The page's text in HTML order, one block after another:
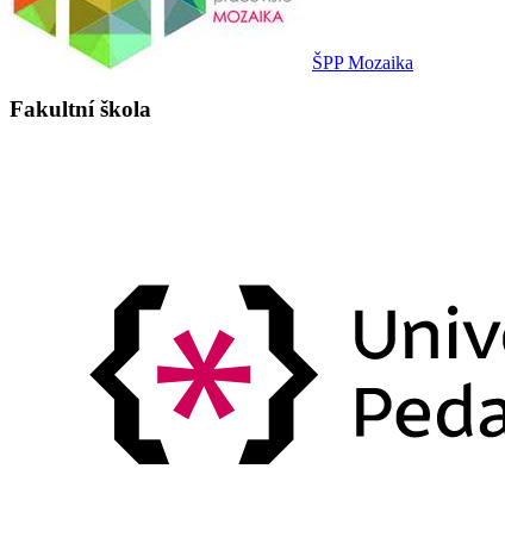
ŠPP Mozaika
Fakultní škola